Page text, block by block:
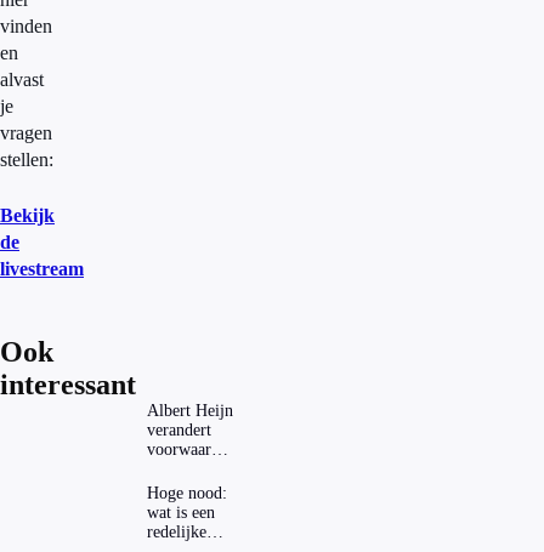
vinden
en
alvast
je
vragen
stellen:
Bekijk
de
livestream
Ook
interessant
Albert Heijn
verandert
voorwaarden
mag dat
zomaar?
Hoge nood:
wat is een
redelijke